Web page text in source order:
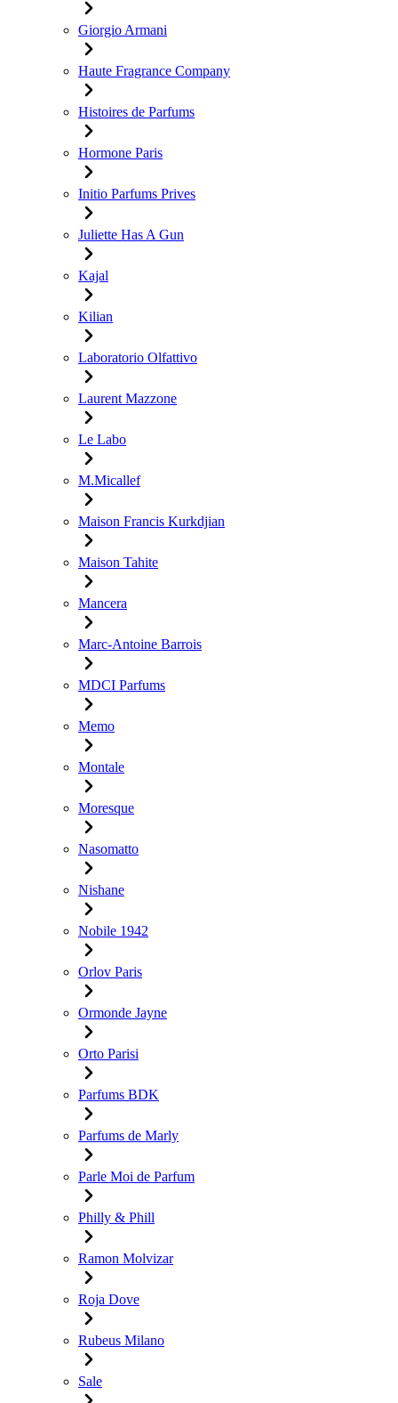
Giorgio Armani
Haute Fragrance Company
Histoires de Parfums
Hormone Paris
Initio Parfums Prives
Juliette Has A Gun
Kajal
Kilian
Laboratorio Olfattivo
Laurent Mazzone
Le Labo
M.Micallef
Maison Francis Kurkdjian
Maison Tahite
Mancera
Marc-Antoine Barrois
MDCI Parfums
Memo
Montale
Moresque
Nasomatto
Nishane
Nobile 1942
Orlov Paris
Ormonde Jayne
Orto Parisi
Parfums BDK
Parfums de Marly
Parle Moi de Parfum
Philly & Phill
Ramon Molvizar
Roja Dove
Rubeus Milano
Sale